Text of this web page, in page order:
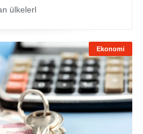
ülkelerl
Ekonomi